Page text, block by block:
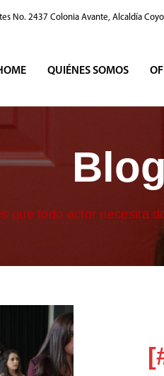
No. 2437 Colonia Avante, Alcaldía
QUIÉNES SOMOS
que todo actor necesita